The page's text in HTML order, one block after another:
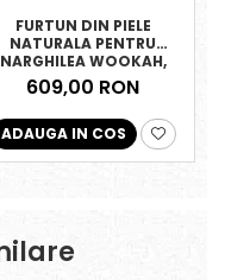
FURTUN DIN PIELE
NATURALA PENTRU
NARGHILEA WOOKAH,
MARO
609,00 RON
ADAUGA IN COS